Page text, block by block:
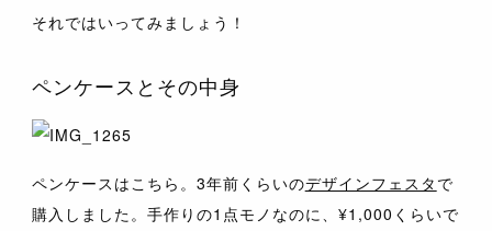
それではいってみましょう！
ペンケースとその中身
ペンケースはこちら。3年前くらいのデザインフェスタ で
購入しました。手作りの1点モノなのに、¥1,000くらいで